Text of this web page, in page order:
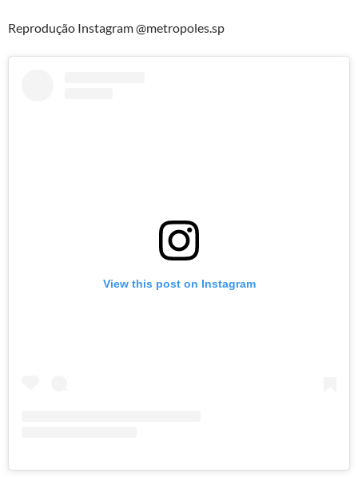
Reprodução Instagram @metropoles.sp
View this post on Instagram